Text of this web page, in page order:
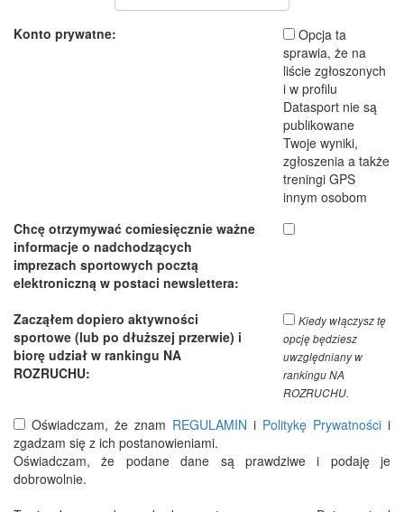
Konto prywatne:
Opcja ta
sprawia, że na
liście zgłoszonych
i w profilu
Datasport nie są
publikowane
Twoje wyniki,
zgłoszenia a także
treningi GPS
innym osobom
Chcę otrzymywać comiesięcznie ważne
informacje o nadchodzących
imprezach sportowych pocztą
elektroniczną w postaci newslettera:
Zacząłem dopiero aktywności
sportowe (lub po dłuższej przerwie) i
biorę udział w rankingu NA
ROZRUCHU:
Kiedy włączysz tę
opcję będziesz
uwzględniany w
rankingu NA
ROZRUCHU.
Oświadczam, że znam REGULAMIN i Politykę Prywatności i
zgadzam się z ich postanowieniami.
Oświadczam, że podane dane są prawdziwe i podaję je
dobrowolnie.